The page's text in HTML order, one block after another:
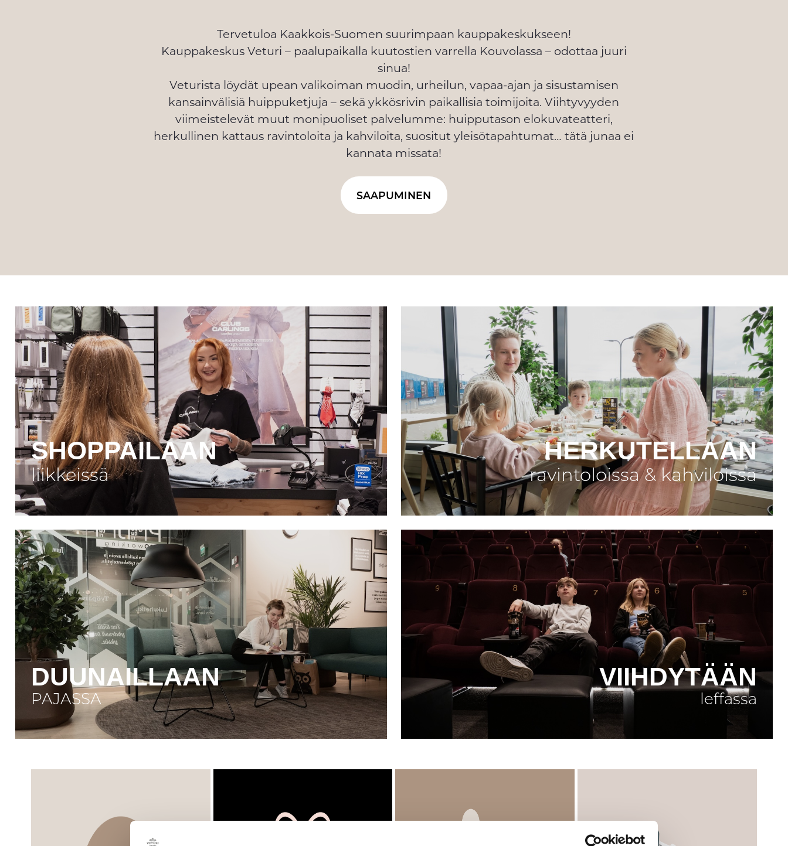
Tervetuloa Kaakkois-Suomen suurimpaan kauppakeskukseen!
Kauppakeskus Veturi – paalupaikalla kuutostien varrella Kouvolassa – odottaa juuri
sinua!
Veturista löydät upean valikoiman muodin, urheilun, vapaa-ajan ja sisustamisen
kansainvälisiä huippuketjuja – sekä ykkösrivin paikallisia toimijoita. Viihtyvyyden
viimeistelevät muut monipuoliset palvelumme: huipputason elokuvateatteri,
herkullinen kattaus ravintoloita ja kahviloita, suositut yleisötapahtumat… tätä junaa ei
kannata missata!
SAAPUMINEN
SHOPPAILAAN
liikkeissä
HERKUTELLAAN
ravintoloissa & kahviloissa
DUUNAILLAAN
PAJASSA
VIIHDYTÄÄN
leffassa